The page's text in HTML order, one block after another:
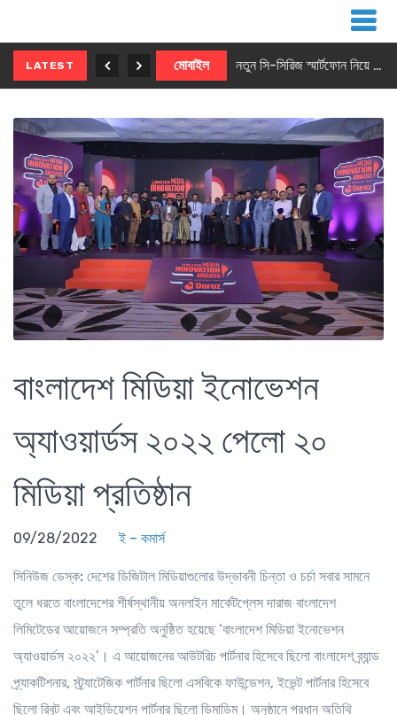
LATEST মোবাইল নতুন সি-সিরিজ স্মার্টফোন নিয়ে আসছে রিয়েলমি
বাংলাদেশ মিডিয়া ইনোভেশন
অ্যাওয়ার্ডস ২০২২ পেলো ২০
মিডিয়া প্রতিষ্ঠান
09/28/2022 ই – কমার্স
সিনিউজ ডেস্ক: দেশের ডিজিটাল মিডিয়াগুলোর উদ্ভাবনী চিন্তা ও চর্চা সবার সামনে
তুলে ধরতে বাংলাদেশের শীর্ষস্থানীয় অনলাইন মার্কেটপ্লেস দারাজ বাংলাদেশ
লিমিটেডের আয়োজনে সম্প্রতি অনুষ্ঠিত হয়েছে ‘বাংলাদেশ মিডিয়া ইনোভেশন
অ্যাওয়ার্ডস ২০২২’। এ আয়োজনের আউটরিচ পার্টনার হিসেবে ছিলো বাংলাদেশ ব্র্যান্ড
প্র্যাকটিশনার, স্ট্র্যাটেজিক পার্টনার ছিলো এসবিকে ফাউন্ডেশন, ইভেন্ট পার্টনার হিসেবে
ছিলো রিবুট এবং আইডিয়েশন পার্টনার ছিলো ডিমাডিম। অনুষ্ঠানে প্রধান অতিথি